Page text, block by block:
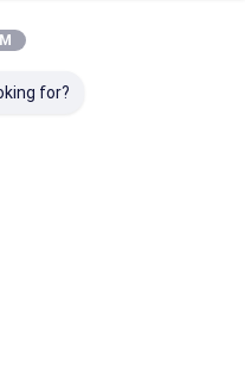
Site
Policy
for?